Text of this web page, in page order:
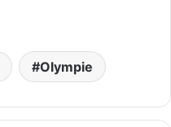
Olympie